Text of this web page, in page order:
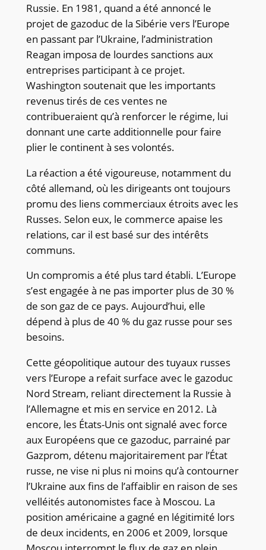
Russie. En 1981, quand a été annoncé le
projet de gazoduc de la Sibérie vers l’Europe
en passant par l’Ukraine, l’administration
Reagan imposa de lourdes sanctions aux
entreprises participant à ce projet.
Washington soutenait que les importants
revenus tirés de ces ventes ne
contribueraient qu’à renforcer le régime, lui
donnant une carte additionnelle pour faire
plier le continent à ses volontés.
La réaction a été vigoureuse, notamment du
côté allemand, où les dirigeants ont toujours
promu des liens commerciaux étroits avec les
Russes. Selon eux, le commerce apaise les
relations, car il est basé sur des intérêts
communs.
Un compromis a été plus tard établi. L’Europe
s’est engagée à ne pas importer plus de 30 %
de son gaz de ce pays. Aujourd’hui, elle
dépend à plus de 40 % du gaz russe pour ses
besoins.
Cette géopolitique autour des tuyaux russes
vers l’Europe a refait surface avec le gazoduc
Nord Stream, reliant directement la Russie à
l’Allemagne et mis en service en 2012. Là
encore, les États-Unis ont signalé avec force
aux Européens que ce gazoduc, parrainé par
Gazprom, détenu majoritairement par l’État
russe, ne vise ni plus ni moins qu’à contourner
l’Ukraine aux fins de l’affaiblir en raison de ses
velléités autonomistes face à Moscou. La
position américaine a gagné en légitimité lors
de deux incidents, en 2006 et 2009, lorsque